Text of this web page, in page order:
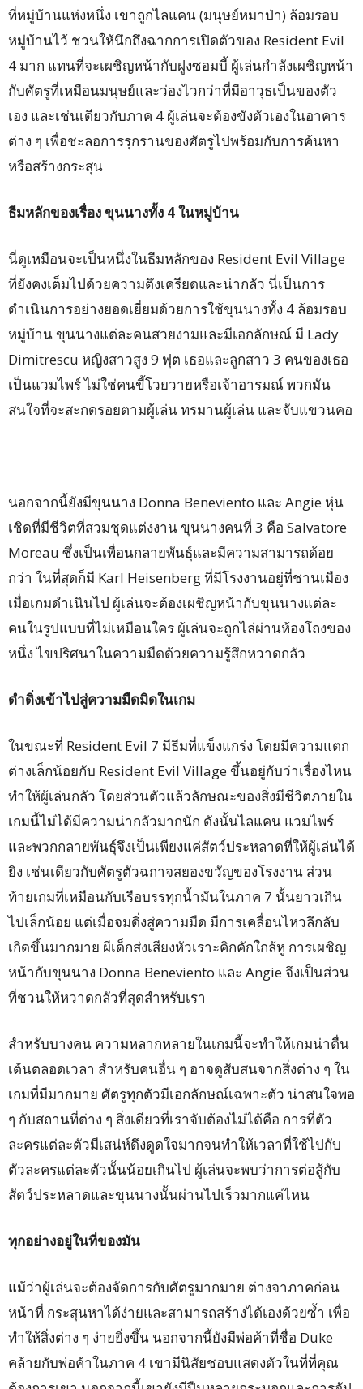
ที่หมู่บ้านแห่งหนึ่ง เขาถูกไลแคน (มนุษย์หมาป่า) ล้อมรอบ
หมู่บ้านไว้ ชวนให้นึกถึงฉากการเปิดตัวของ Resident Evil
4 มาก แทนที่จะเผชิญหน้ากับฝูงซอมบี้ ผู้เล่นกำลังเผชิญหน้า
กับศัตรูที่เหมือนมนุษย์และว่องไวกว่าที่มีอาวุธเป็นของตัว
เอง และเช่นเดียวกับภาค 4 ผู้เล่นจะต้องขังตัวเองในอาคาร
ต่าง ๆ เพื่อชะลอการรุกรานของศัตรูไปพร้อมกับการค้นหา
หรือสร้างกระสุน
ธีมหลักของเรื่อง ขุนนางทั้ง 4 ในหมู่บ้าน
นี่ดูเหมือนจะเป็นหนึ่งในธีมหลักของ Resident Evil Village
ที่ยังคงเต็มไปด้วยความตึงเครียดและน่ากลัว นี่เป็นการ
ดำเนินการอย่างยอดเยี่ยมด้วยการใช้ขุนนางทั้ง 4 ล้อมรอบ
หมู่บ้าน ขุนนางแต่ละคนสวยงามและมีเอกลักษณ์ มี Lady
Dimitrescu หญิงสาวสูง 9 ฟุต เธอและลูกสาว 3 คนของเธอ
เป็นแวมไพร์ ไม่ใช่คนขี้โวยวายหรือเจ้าอารมณ์ พวกมัน
สนใจที่จะสะกดรอยตามผู้เล่น ทรมานผู้เล่น และจับแขวนคอ
นอกจากนี้ยังมีขุนนาง Donna Beneviento และ Angie หุ่น
เชิดที่มีชีวิตที่สวมชุดแต่งงาน ขุนนางคนที่ 3 คือ Salvatore
Moreau ซึ่งเป็นเพื่อนกลายพันธุ์และมีความสามารถด้อย
กว่า ในที่สุดก็มี Karl Heisenberg ที่มีโรงงานอยู่ที่ชานเมือง
เมื่อเกมดำเนินไป ผู้เล่นจะต้องเผชิญหน้ากับขุนนางแต่ละ
คนในรูปแบบที่ไม่เหมือนใคร ผู้เล่นจะถูกไล่ผ่านห้องโถงของ
หนึ่ง ไขปริศนาในความมืดด้วยความรู้สึกหวาดกลัว
ดำดิ่งเข้าไปสู่ความมืดมิดในเกม
ในขณะที่ Resident Evil 7 มีธีมที่แข็งแกร่ง โดยมีความแตก
ต่างเล็กน้อยกับ Resident Evil Village ขึ้นอยู่กับว่าเรื่องไหน
ทำให้ผู้เล่นกลัว โดยส่วนตัวแล้วลักษณะของสิ่งมีชีวิตภายใน
เกมนี้ไม่ได้มีความน่ากลัวมากนัก ดังนั้นไลแคน แวมไพร์
และพวกกลายพันธุ์จึงเป็นเพียงแค่สัตว์ประหลาดที่ให้ผู้เล่นได้
ยิง เช่นเดียวกับศัตรูตัวฉกาจสยองขวัญของโรงงาน ส่วน
ท้ายเกมที่เหมือนกับเรือบรรทุกน้ำมันในภาค 7 นั้นยาวเกิน
ไปเล็กน้อย แต่เมื่อจมดิ่งสู่ความมืด มีการเคลื่อนไหวลึกลับ
เกิดขึ้นมากมาย ผีเด็กส่งเสียงหัวเราะคิกคักใกล้หู การเผชิญ
หน้ากับขุนนาง Donna Beneviento และ Angie จึงเป็นส่วน
ที่ชวนให้หวาดกลัวที่สุดสำหรับเรา
สำหรับบางคน ความหลากหลายในเกมนี้จะทำให้เกมน่าตื่น
เต้นตลอดเวลา สำหรับคนอื่น ๆ อาจดูสับสนจากสิ่งต่าง ๆ ใน
เกมที่มีมากมาย ศัตรูทุกตัวมีเอกลักษณ์เฉพาะตัว น่าสนใจพอ
ๆ กับสถานที่ต่าง ๆ สิ่งเดียวที่เราจับต้องไม่ได้คือ การที่ตัว
ละครแต่ละตัวมีเสน่ห์ดึงดูดใจมากจนทำให้เวลาที่ใช้ไปกับ
ตัวละครแต่ละตัวนั้นน้อยเกินไป ผู้เล่นจะพบว่าการต่อสู้กับ
สัตว์ประหลาดและขุนนางนั้นผ่านไปเร็วมากแค่ไหน
ทุกอย่างอยู่ในที่ของมัน
แม้ว่าผู้เล่นจะต้องจัดการกับศัตรูมากมาย ต่างจาภาคก่อน
หน้าที่ กระสุนหาได้ง่ายและสามารถสร้างได้เองด้วยซ้ำ เพื่อ
ทำให้สิ่งต่าง ๆ ง่ายยิ่งขึ้น นอกจากนี้ยังมีพ่อค้าที่ชื่อ Duke
คล้ายกับพ่อค้าในภาค 4 เขามีนิสัยชอบแสดงตัวในที่ที่คุณ